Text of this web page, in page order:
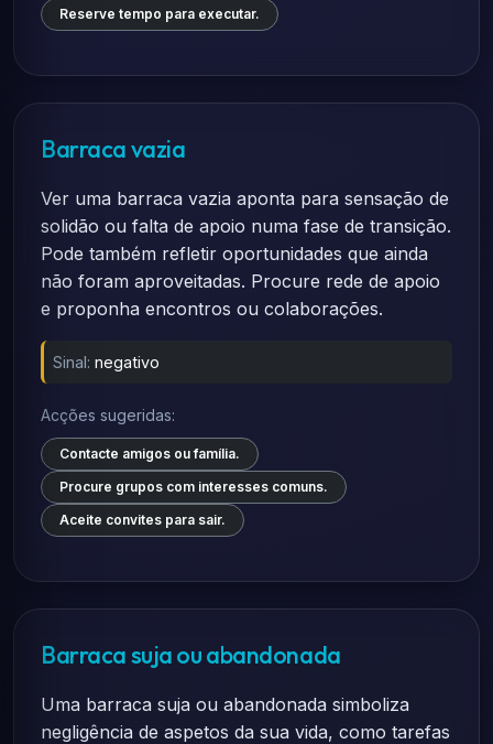
Reserve tempo para executar.
Barraca vazia
Ver uma barraca vazia aponta para sensação de
solidão ou falta de apoio numa fase de transição.
Pode também refletir oportunidades que ainda
não foram aproveitadas. Procure rede de apoio
e proponha encontros ou colaborações.
Sinal: negativo
Acções sugeridas:
Contacte amigos ou família.
Procure grupos com interesses comuns.
Aceite convites para sair.
Barraca suja ou abandonada
Uma barraca suja ou abandonada simboliza
negligência de aspetos da sua vida, como tarefas